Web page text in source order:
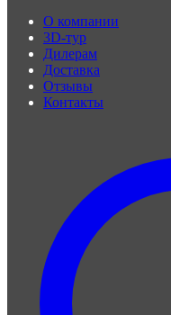
О компании
3D-тур
Дилерам
Доставка
Отзывы
Контакты